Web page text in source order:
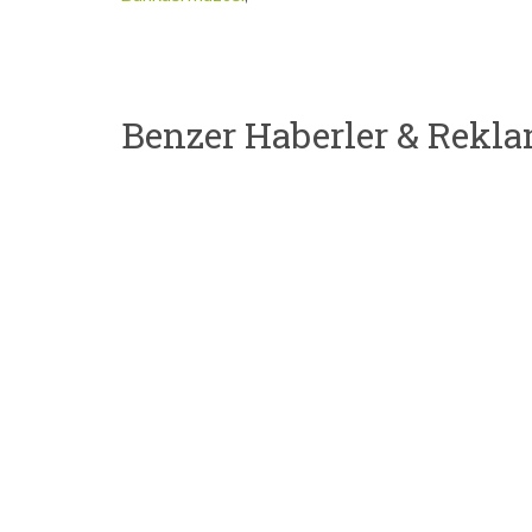
Benzer Haberler &